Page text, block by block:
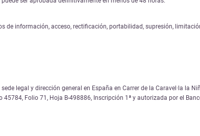
de información, acceso, rectificación, portabilidad, supresión,
legal y dirección general en España en Carrer de la Caravel·la la
Folio 71, Hoja B-498886, Inscripción 1ª y autorizada por el